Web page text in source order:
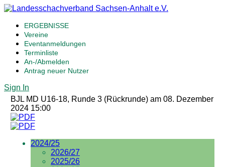
ERGEBNISSE
Vereine
Eventanmeldungen
Terminliste
An-/Abmelden
Antrag neuer Nutzer
Sign In
BJL MD U16-18, Runde 3 (Rückrunde) am 08. Dezember
2024 15:00
2024/25
2026/27
2025/26